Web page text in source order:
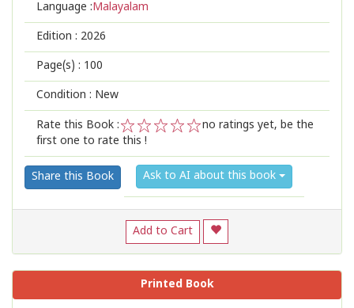
Language :Malayalam
Edition : 2026
Page(s) : 100
Condition : New
Rate this Book :
2
1
no ratings yet, be the
first one to rate this !
Share this Book Ask to AI about this book
Add to Cart
Printed Book